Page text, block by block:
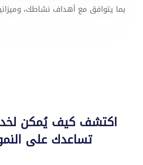
بما يتوافق مع أهداف نشاطك،
اكتشف كيف يُمكن
تساعدك على